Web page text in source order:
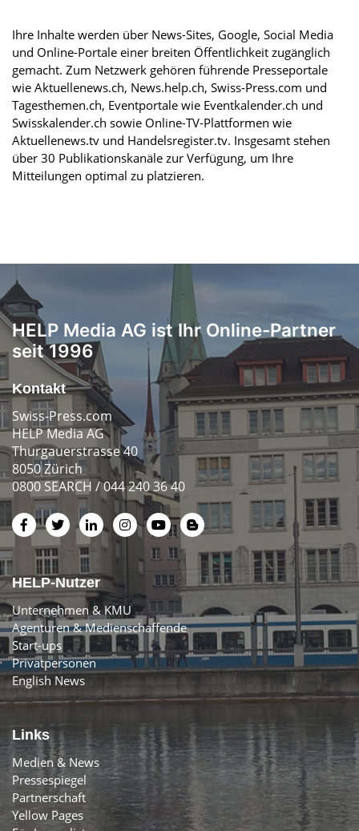
Ihre Inhalte werden über News-Sites, Google, Social Media
und Online-Portale einer breiten Öffentlichkeit zugänglich
gemacht. Zum Netzwerk gehören führende Presseportale
wie Aktuellenews.ch, News.help.ch, Swiss-Press.com und
Tagesthemen.ch, Eventportale wie Eventkalender.ch und
Swisskalender.ch sowie Online-TV-Plattformen wie
Aktuellenews.tv und Handelsregister.tv. Insgesamt stehen
über 30 Publikationskanäle zur Verfügung, um Ihre
Mitteilungen optimal zu platzieren.
HELP Media AG ist Ihr Online-Partner
seit 1996
Kontakt
Swiss-Press.com
HELP Media AG
Thurgauerstrasse 40
8050 Zürich
0800 SEARCH / 044 240 36 40
HELP-Nutzer
Unternehmen & KMU
Agenturen & Medienschaffende
Start-ups
Privatpersonen
English News
Links
Medien & News
Pressespiegel
Partnerschaft
Yellow Pages